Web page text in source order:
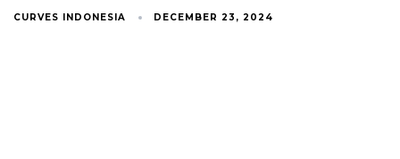
CURVES INDONESIA DECEMBER 23, 2024